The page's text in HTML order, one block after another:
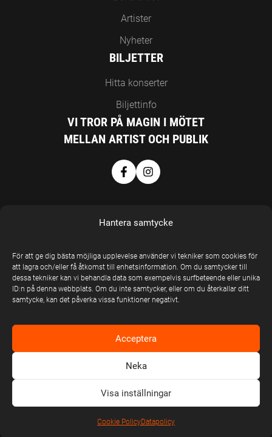
Hantera samtycke
För att ge dig bästa möjliga upplevelse använder vi tekniker som cookies för
att lagra och/eller få åtkomst till enhetsinformation. Om du samtycker till
dessa tekniker kan vi behandla data som exempelvis surfbeteende eller unika
ID:n på denna webbplats. Om du inte samtycker, eller om du återkallar ditt
samtycke, kan det påverka vissa funktioner negativt.
Acceptera
Neka
Visa inställningar
Cookie PolicyDatapolicy
Artister
Nyheter
BILJETTER
Hitta konserter
Biljettinfo
VI TROR PÅ MAGIN I MÖTET
MELLAN ARTIST OCH PUBLIK
EN DEL AV
UNITED STAGE
GROUP
2026